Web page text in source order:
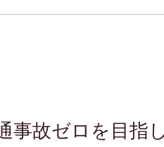
事故ゼロを目指